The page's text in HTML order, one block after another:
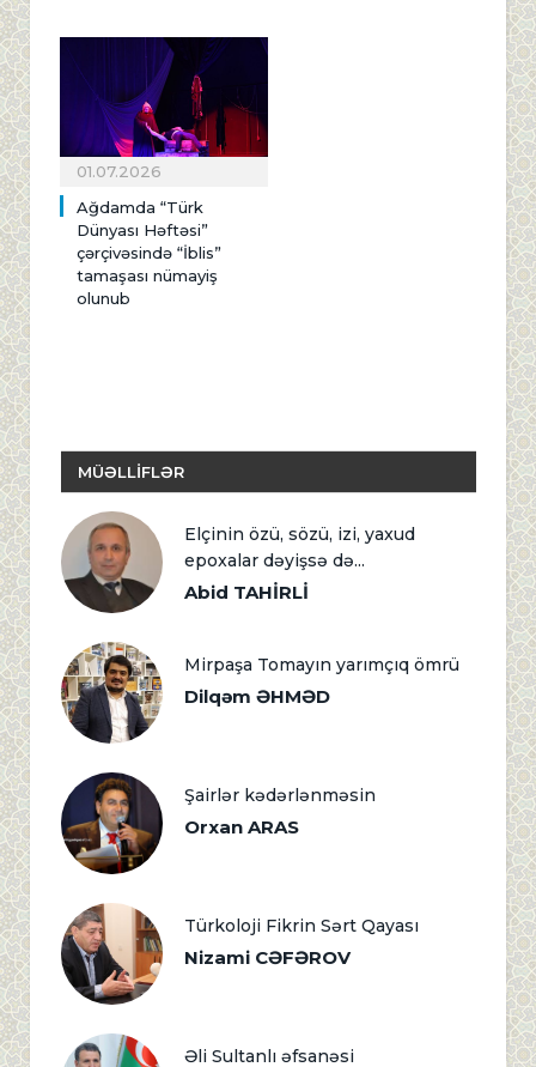
01.07.2026
Ağdamda “Türk
Dünyası Həftəsi”
çərçivəsində “İblis”
tamaşası nümayiş
olunub
MÜƏLLİFLƏR
Elçinin özü, sözü, izi, yaxud
epoxalar dəyişsə də...
Abid TAHİRLİ
Mirpaşa Tomayın yarımçıq ömrü
Dilqəm ƏHMƏD
Şairlər kədərlənməsin
Orxan ARAS
Türkoloji Fikrin Sərt Qayası
Nizami CƏFƏROV
Əli Sultanlı əfsanəsi